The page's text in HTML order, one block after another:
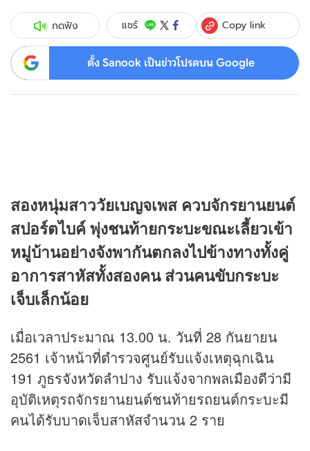
กดฟัง แชร์ Copy link
ตั้ง Sanook เป็นข่าวโปรดบน Google
สองหนุ่มสาววัยเบญจเพส ควบจักรยานยนต์
สปอร์ตไบค์ พุ่งชนท้ายกระบะขณะเลี้ยวเข้า
หมู่บ้านอย่างจังพากันตกลงไปข้างทางทั้งคู่
อาการสาหัสทั้งสองคน ส่วนคนขับกระบะ
เจ็บเล็กน้อย
เมื่อเวลาประมาณ 13.00 น. วันที่ 28 กันยายน
2561 เจ้าหน้าที่ตำรวจศูนย์รับแจ้งเหตุฉุกเฉิน
191 ภูธรจังหวัดลำปาง รับแจ้งจากพลเมืองดีว่ามี
อุบัติเหตุรถจักรยานยนต์ชนท้ายรถยนต์กระบะมี
คนได้รับบาดเจ็บสาหัสจำนวน 2 ราย